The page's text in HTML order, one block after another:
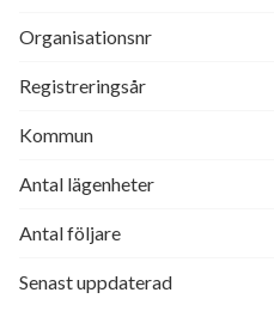
Organisationsnr
Registreringsår
Kommun
Antal lägenheter
Antal följare
Senast uppdaterad